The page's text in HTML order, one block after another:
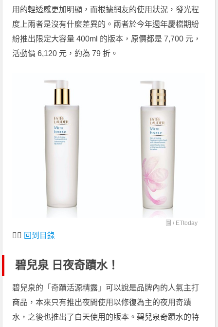
用的輕透感更加明顯，而根據網友的使用狀況，發光程
度上兩者是沒有什麼差異的。兩者於今年週年慶檔期紛
紛推出限定大容量 400ml 的版本，原價都是 7,700 元，
活動價 6,120 元，約為 79 折。
圖 / ETtoday
👆🏻 回到目錄
碧兒泉 日夜奇蹟水！
碧兒泉的「奇蹟活源精露」可以說是品牌內的人氣主打
商品，本來只有推出夜間使用以修復為主的夜用奇蹟
水，之後也推出了白天使用的版本。碧兒泉奇蹟水的特